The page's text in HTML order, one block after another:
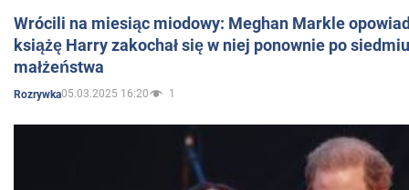
Wrócili na miesiąc miodowy: Meghan Markle
książę Harry zakochał się w niej ponownie po
małżeństwa
Rozrywka05.03.2025 16:20 1